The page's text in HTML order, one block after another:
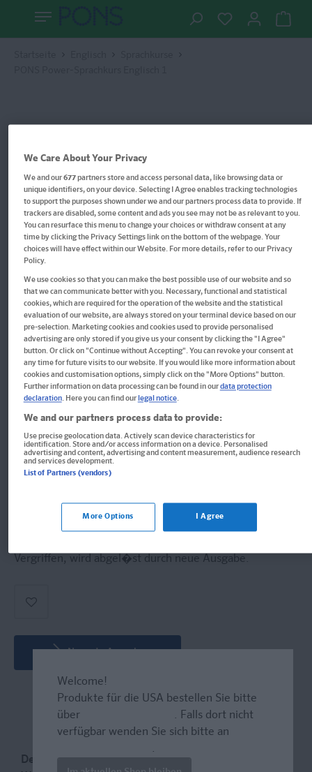
Im Buch blättern
PONS Power-Sprachkurs
Englisch 1
Der Intensivkurs für den Einstieg – schnell und
multimedial
Buch
Format: 16,5 x 23,3 cm, 208 Seiten
Derzeit nicht erhältlich.
Vergriffen, wird abgel�st durch neue Ausgabe.
Neueste Ausgabe
Der Englisch-Intensivkurs für Beginn und
Welcome!
Produkte für die USA bestellen Sie bitte
über
. Falls dort nicht
verfügbar wenden Sie sich bitte an
.
We Care About Your Privacy
We and our677partners store and access personal data, like browsing data or
unique identifiers, on your device. Selecting I Agree enables tracking technologies
to support the purposes shown under we and our partners process data to provide. If
trackers are disabled, some content and ads you see may not be as relevant to you.
You can resurface this menu to change your choices or withdraw consent at any
time by clicking the Privacy Settings link on the bottom of the webpage. Your
choices will have effect within our Website. For more details, refer to our Privacy
Policy.
We use cookies so that you can make the best possible use of our website and so
that we can communicate better with you. Necessary, functional and statistical
cookies, which are required for the operation of the website and the statistical
evaluation of our website, are always stored on your terminal device based on our
pre-selection. Marketing cookies and cookies used to provide personalised
advertising are only stored if you give us your consent by clicking the "I Agree"
button. Or click on "Continue without Accepting". You can revoke your consent at
any time for future visits to our website. If you would like more information about
cookies and customisation options, simply click on the "More Options" button.
Further information on data processing can be found in ourdata protection
declaration. Here you can find our legal notice.
We and our partners process data to provide:
Use precise geolocation data. Actively scan device characteristics for
identification. Store and/or access information on a device. Personalised
advertising and content, advertising and content measurement, audience research
and services development.
List of Partners (vendors)
More Options I Agree